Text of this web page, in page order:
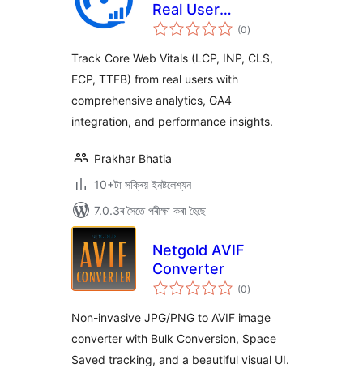
Real User
Monitoring (RUM)
(0টা
মুঠ)
Track Core Web Vitals (LCP, INP, CLS,
FCP, TTFB) from real users with
comprehensive analytics, GA4
integration, and performance insights.
Prakhar Bhatia
10+টা সক্ৰিয় ইনষ্টলেশ্যন
7.0.3ৰ সৈতে পৰীক্ষা কৰা হৈছে
Netgold AVIF
Converter
(0টা
মুঠ)
Non-invasive JPG/PNG to AVIF image
converter with Bulk Conversion, Space
Saved tracking, and a beautiful visual UI.